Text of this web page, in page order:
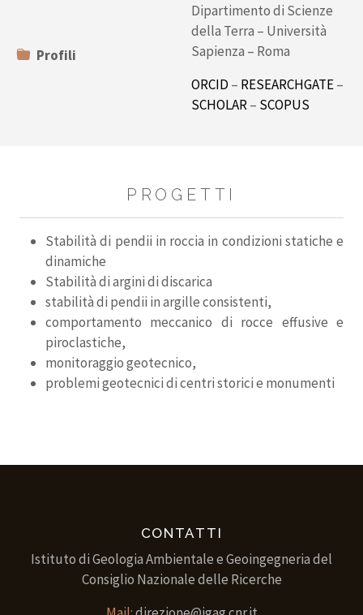
Profili
Dipartimento di Scienze
della Terra – Università
Sapienza – Roma
ORCID – RESEARCHGATE–
SCHOLAR– SCOPUS
PROGETTI
Stabilità di pendii in roccia in condizioni statiche e
dinamiche
Stabilità di argini di discarica
stabilità di pendii in argille consistenti,
comportamento meccanico di rocce effusive e
piroclastiche,
monitoraggio geotecnico,
problemi geotecnici di centri storici e monumenti
CONTATTI
Istituto di Geologia Ambientale e Geoingegneria del
Consiglio Nazionale delle Ricerche